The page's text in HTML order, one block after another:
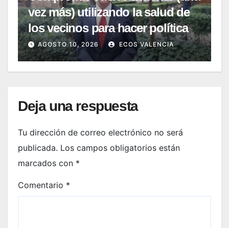
vez más) utilizando la salud de
los vecinos para hacer política
AGOSTO 10, 2026 ECOS VALENCIA
Deja una respuesta
Tu dirección de correo electrónico no será
publicada. Los campos obligatorios están
marcados con *
Comentario *